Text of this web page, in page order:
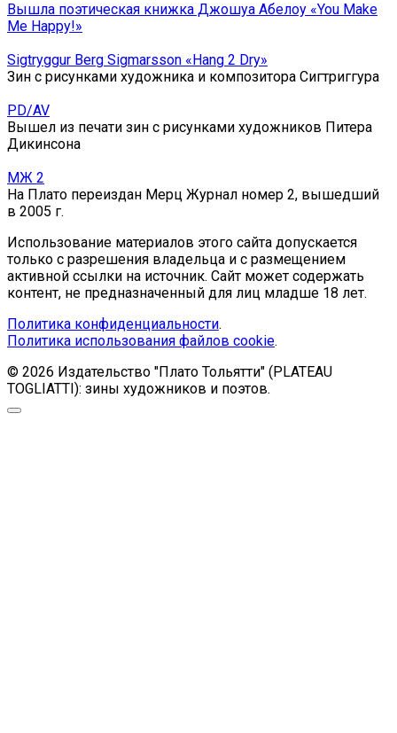
Вышла поэтическая книжка Джошуа Абелоу «You Make
Me Happy!»
Sigtryggur Berg Sigmarsson «Hang 2 Dry»
Зин с рисунками художника и композитора Сигтриггура
PD/AV
Вышел из печати зин с рисунками художников Питера
Дикинсона
МЖ 2
На Плато переиздан Мерц Журнал номер 2, вышедший
в 2005 г.
Использование материалов этого сайта допускается
только с разрешения владельца и с размещением
активной ссылки на источник. Сайт может содержать
контент, не предназначенный для лиц младше 18 лет.
Политика конфиденциальности.
Политика использования файлов cookie.
© 2026 Издательство "Плато Тольятти" (PLATEAU
TOGLIATTI): зины художников и поэтов.